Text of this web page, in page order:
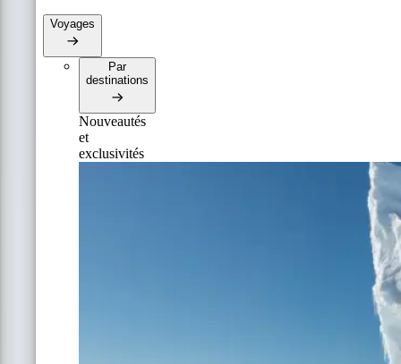
Voyages
Par
destinations
Nouveautés
et
exclusivités